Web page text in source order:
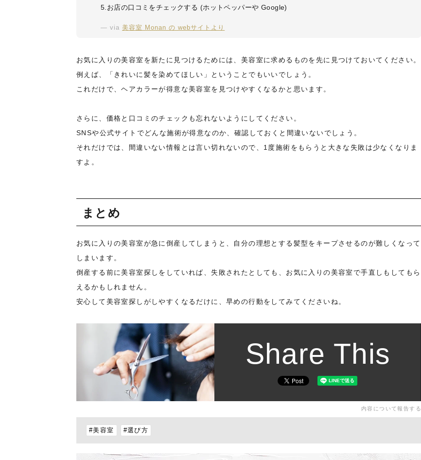
5.お店の口コミをチェックする (ホットペッパーや Google)
via 美容室 Monan の webサイトより
お気に入りの美容室を新たに見つけるためには、美容室に求めるものを先に見つけておいてください。
例えば、「きれいに髪を染めてほしい」ということでもいいでしょう。
これだけで、ヘアカラーが得意な美容室を見つけやすくなるかと思います。
さらに、価格と口コミのチェックも忘れないようにしてください。
SNSや公式サイトでどんな施術が得意なのか、確認しておくと間違いないでしょう。
それだけでは、間違いない情報とは言い切れないので、1度施術をもらうと大きな失敗は少なくなりま
すよ。
まとめ
お気に入りの美容室が急に倒産してしまうと、自分の理想とする髪型をキープさせるのが難しくなって
しまいます。
倒産する前に美容室探しをしていれば、失敗されたとしても、お気に入りの美容室で手直しもしてもら
えるかもしれません。
安心して美容室探しがしやすくなるだけに、早めの行動をしてみてくださいね。
Share This
内容について報告する
#美容室 #選び方